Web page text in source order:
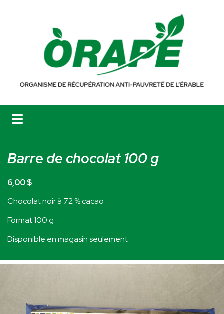
Barre de chocolat 100 g
6,00 $
Chocolat noir à 72 % cacao
Format 100 g
Disponible en magasin seulement